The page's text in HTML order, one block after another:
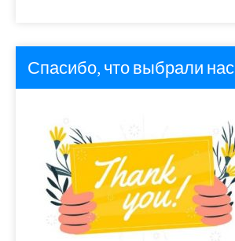
Спасибо, что выбрали нас